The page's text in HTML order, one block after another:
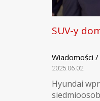
SUV-y
Wiadomości
2025.06.02
Hyundai